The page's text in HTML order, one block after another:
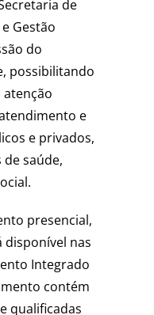
de
Gestão
do
possibilitando
atenção
e
e privados,
saúde,
presencial,
disponível nas
Integrado
contém
qualificadas